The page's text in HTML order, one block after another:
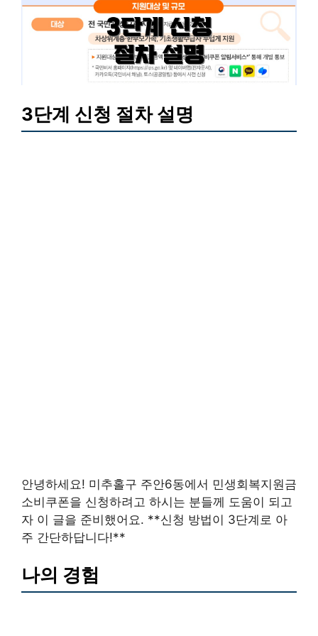
3단계 신청 절차 설명
안녕하세요! 미추홀구 주안6동에서 민생회복지원금
소비쿠폰을 신청하려고 하시는 분들께 도움이 되고
자 이 글을 준비했어요. **신청 방법이 3단계로 아
주 간단하답니다!**
나의 경험